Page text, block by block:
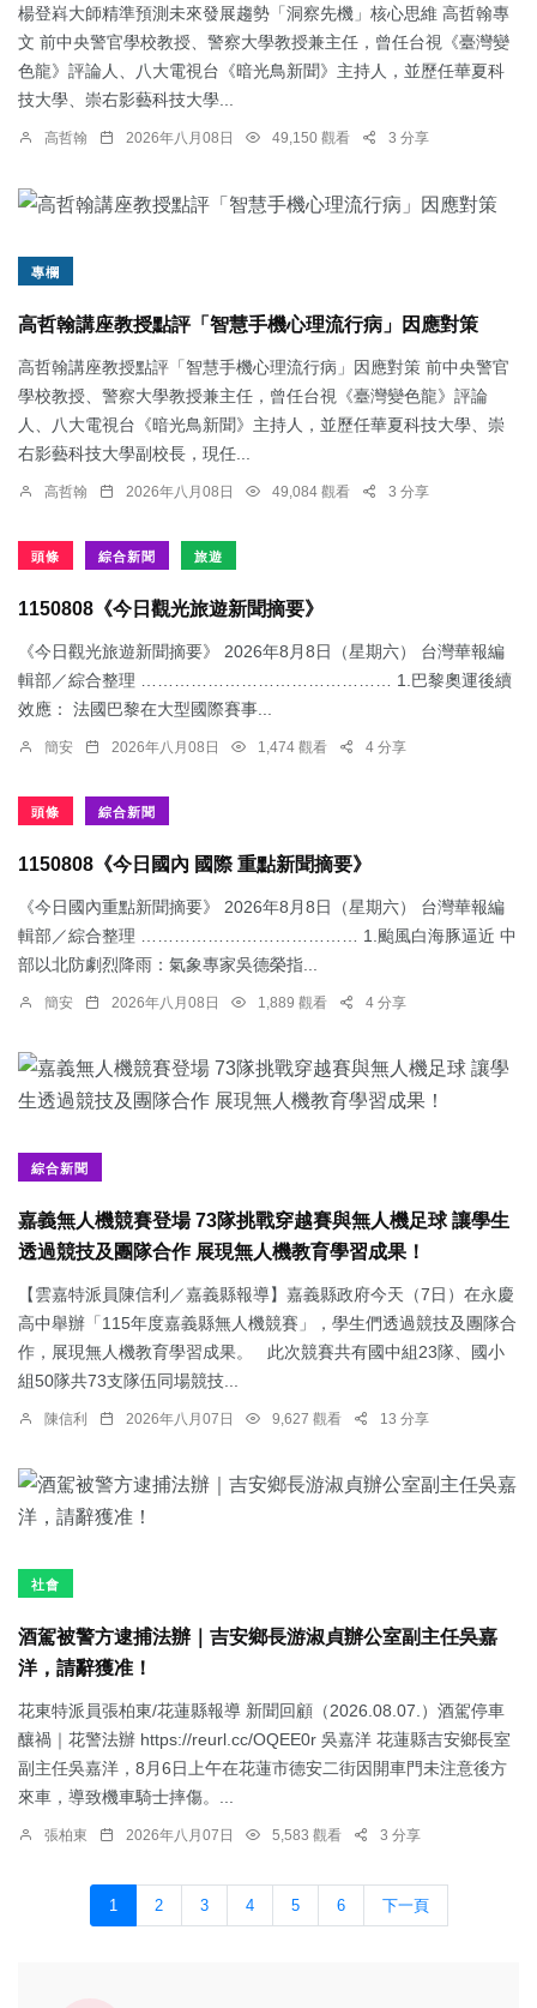
楊登嵙大師精準預測未來發展趨勢「洞察先機」核心思維 高哲翰專
文 前中央警官學校教授、警察大學教授兼主任，曾任台視《臺灣變
色龍》評論人、八大電視台《暗光鳥新聞》主持人，並歷任華夏科
技大學、崇右影藝科技大學...
高哲翰 2026年八月08日 49,150 觀看 3 分享
專欄
高哲翰講座教授點評「智慧手機心理流行病」因應對策
高哲翰講座教授點評「智慧手機心理流行病」因應對策 前中央警官
學校教授、警察大學教授兼主任，曾任台視《臺灣變色龍》評論
人、八大電視台《暗光鳥新聞》主持人，並歷任華夏科技大學、崇
右影藝科技大學副校長，現任...
高哲翰 2026年八月08日 49,084 觀看 3 分享
頭條 綜合新聞 旅遊
1150808《今日觀光旅遊新聞摘要》
《今日觀光旅遊新聞摘要》 2026年8月8日（星期六） 台灣華報編
輯部／綜合整理 ……………………………………… 1.​巴黎奧運後續
效應： 法國巴黎在大型國際賽事...
簡安 2026年八月08日 1,474 觀看 4 分享
頭條 綜合新聞
1150808《今日國內 國際 重點新聞摘要》
《今日國內重點新聞摘要》 2026年8月8日（星期六） 台灣華報編
輯部／綜合整理 ………………………………… 1.颱風白海豚逼近 中
部以北防劇烈降雨：​氣象專家吳德榮指...
簡安 2026年八月08日 1,889 觀看 4 分享
綜合新聞
嘉義無人機競賽登場 73隊挑戰穿越賽與無人機足球 讓學生
透過競技及團隊合作 展現無人機教育學習成果！
【雲嘉特派員陳信利／嘉義縣報導】嘉義縣政府今天（7日）在永慶
高中舉辦「115年度嘉義縣無人機競賽」，學生們透過競技及團隊合
作，展現無人機教育學習成果。 此次競賽共有國中組23隊、國小
組50隊共73支隊伍同場競技...
陳信利 2026年八月07日 9,627 觀看 13 分享
社會
酒駕被警方逮捕法辦｜吉安鄉長游淑貞辦公室副主任吳嘉
洋，請辭獲准！
花東特派員張柏東/花蓮縣報導 新聞回顧（2026.08.07.）酒駕停車
釀禍｜花警法辦 https://reurl.cc/OQEE0r 吳嘉洋 花蓮縣吉安鄉長室
副主任吳嘉洋，8月6日上午在花蓮市德安二街因開車門未注意後方
來車，導致機車騎士摔傷。...
張柏東 2026年八月07日 5,583 觀看 3 分享
1 2 3 4 5 6 下一頁